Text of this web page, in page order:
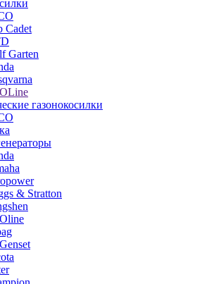
Cadet
Garten
газонокосилки
& Stratton